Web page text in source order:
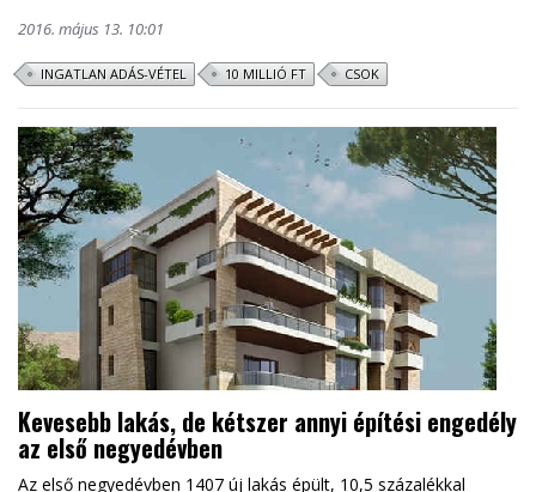
2016. május 13. 10:01
INGATLAN ADÁS-VÉTEL 10 MILLIÓ FT CSOK
Kevesebb lakás, de kétszer annyi építési engedély
az első negyedévben
Az első negyedévben 1407 új lakás épült, 10,5 százalékkal